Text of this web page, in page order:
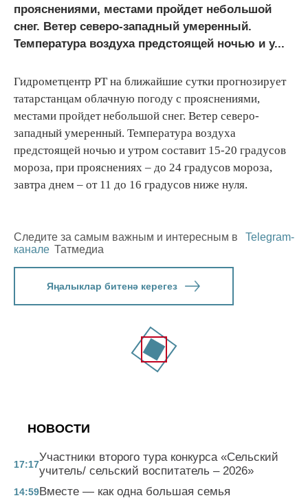
прояснениями, местами пройдет небольшой
снег. Ветер северо-западный умеренный.
Температура воздуха предстоящей ночью и у...
Гидрометцентр РТ на ближайшие сутки прогнозирует
татарстанцам облачную погоду с прояснениями,
местами пройдет небольшой снег. Ветер северо-
западный умеренный. Температура воздуха
предстоящей ночью и утром составит 15-20 градусов
мороза, при прояснениях – до 24 градусов мороза,
завтра днем – от 11 до 16 градусов ниже нуля.
Следите за самым важным и интересным в
Telegram-
канале Татмедиа
Яңалыклар битенә керегез
НОВОСТИ
17:17
Участники второго тура конкурса «Сельский
учитель/ сельский воспитатель – 2026»
14:59Вместе — как одна большая семья